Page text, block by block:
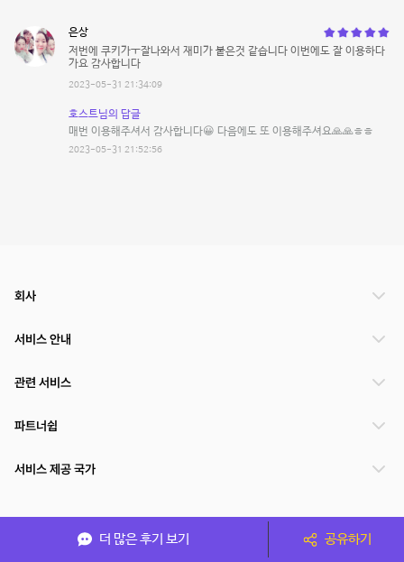
은상
저번에 쿠키가ㅜ잘나와서 재미가 붙은것 같습니다 이번에도 잘 이용하다
가요 감사합니다
2023-05-31 21:34:09
호스트님의 답글
매번 이용해주셔서 감사합니다😀 다음에도 또 이용해주셔요🙏🙏ㅎㅎ
2023-05-31 21:52:56
더 많은 후기 보기 공유하기
회사
서비스 안내
관련 서비스
파트너쉽
서비스 제공 국가
(주)NSPACE 사업자정보